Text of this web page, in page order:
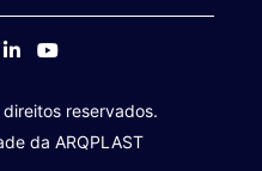
reservados.
da ARQPLAST